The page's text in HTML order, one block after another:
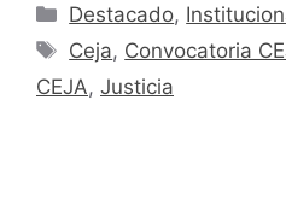
Destacado,
Ceja, Convocatoria
CEJA, Justicia